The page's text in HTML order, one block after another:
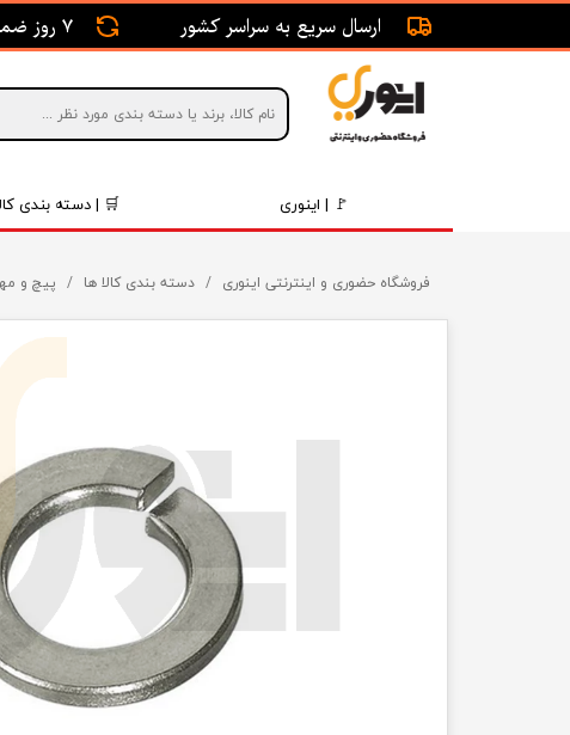
🚩 | اینوری 🛒 | دسته بندی
موتور و
روغن و فیلتر
قطعات
انتقال قدرت
فرمان، جلوبندی
لوازم جانبی و
بلبرینگ ماشین
ارسال سریع به سراسر کشور 7 روز ضمانت بازگشت
فروشگاه حضوری و اینترنتی اینوری دسته بندی کالا ها پیچ و